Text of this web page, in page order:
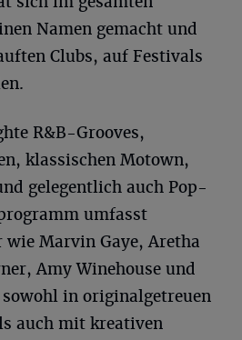
Namen gemacht und
Clubs, auf Festivals
R&B-Grooves,
klassischen Motown,
gelegentlich auch Pop-
umfasst
wie Marvin Gaye, Aretha
Amy Winehouse und
in originalgetreuen
auch mit kreativen